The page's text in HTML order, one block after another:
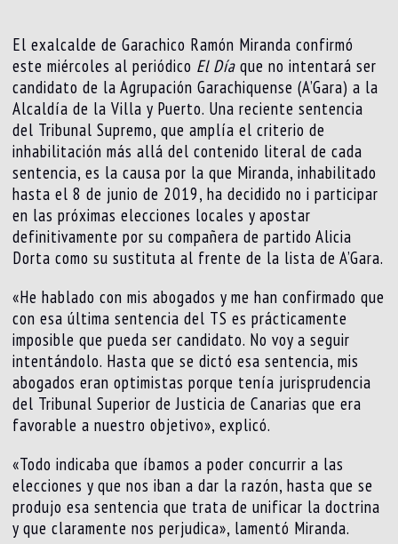
El exalcalde de Garachico Ramón Miranda confirmó
este miércoles al periódico El Día que no intentará ser
candidato de la Agrupación Garachiquense (A’Gara) a la
Alcaldía de la Villa y Puerto. Una reciente sentencia
del Tribunal Supremo, que amplía el criterio de
inhabilitación más allá del contenido literal de cada
sentencia, es la causa por la que Miranda, inhabilitado
hasta el 8 de junio de 2019, ha decidido no i participar
en las próximas elecciones locales y apostar
definitivamente por su compañera de partido Alicia
Dorta como su sustituta al frente de la lista de A’Gara.
«He hablado con mis abogados y me han confirmado que
con esa última sentencia del TS es prácticamente
imposible que pueda ser candidato. No voy a seguir
intentándolo. Hasta que se dictó esa sentencia, mis
abogados eran optimistas porque tenía jurisprudencia
del Tribunal Superior de Justicia de Canarias que era
favorable a nuestro objetivo», explicó.
«Todo indicaba que íbamos a poder concurrir a las
elecciones y que nos iban a dar la razón, hasta que se
produjo esa sentencia que trata de unificar la doctrina
y que claramente nos perjudica», lamentó Miranda.